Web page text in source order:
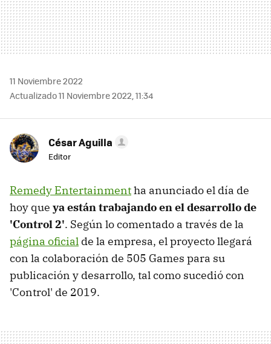
11 Noviembre 2022
Actualizado 11 Noviembre 2022, 11:34
César Aguilla
Editor
Remedy Entertainmentha anunciado el día de
hoy que ya están trabajando en el desarrollo de
'Control 2'. Según lo comentado a través de la
página oficial de la empresa, el proyecto llegará
con la colaboración de 505 Games para su
publicación y desarrollo, tal como sucedió con
'Control' de 2019.